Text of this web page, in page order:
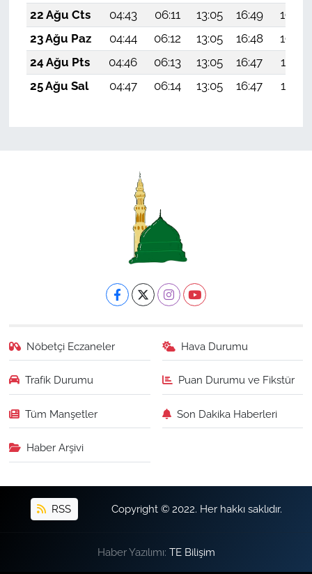
22 Ağu Cts
04:43 06:11 13:05 16:49
19:50
23 Ağu Paz
04:44 06:12 13:05 16:48
19:48
24 Ağu Pts
04:46 06:13 13:05 16:47
19:47
25 Ağu Sal
04:47 06:14 13:05 16:47 19:45
Nöbetçi Eczaneler Hava Durumu
Trafik Durumu Puan Durumu ve Fikstür
Tüm Manşetler Son Dakika Haberleri
Haber Arşivi
RSS Copyright © 2022. Her hakkı saklıdır.
Haber Yazılımı: TE Bilişim